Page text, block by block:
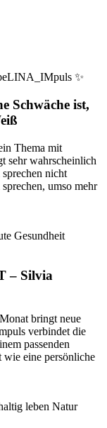
✨
Schwäche ist,
Thema mit
sehr wahrscheinlich
nicht
umso mehr
Gesundheit
– Silvia
bringt neue
verbindet die
passenden
eine persönliche
leben Natur